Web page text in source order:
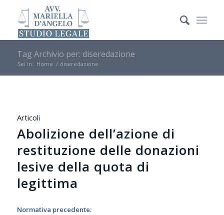
Tag Archivio per: diseredazione
Sei in: Home / diseredazione
Articoli
Abolizione dell’azione di
restituzione delle donazioni
lesive della quota di
legittima
Normativa precedente: